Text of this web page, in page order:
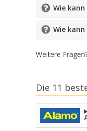
Wie
Wie
Weitere
Die 11